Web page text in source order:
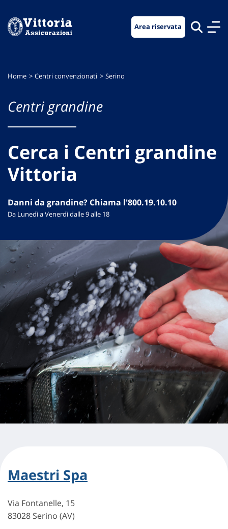
menu
contenuto
footer
Area riservata
Home Centri convenzionati Serino
Centri grandine
Cerca i Centri grandine
Vittoria
Danni da grandine? Chiama l'800.19.10.10
Da Lunedì a Venerdì dalle 9 alle 18
Maestri Spa
Via Fontanelle, 15
83028 Serino (AV)